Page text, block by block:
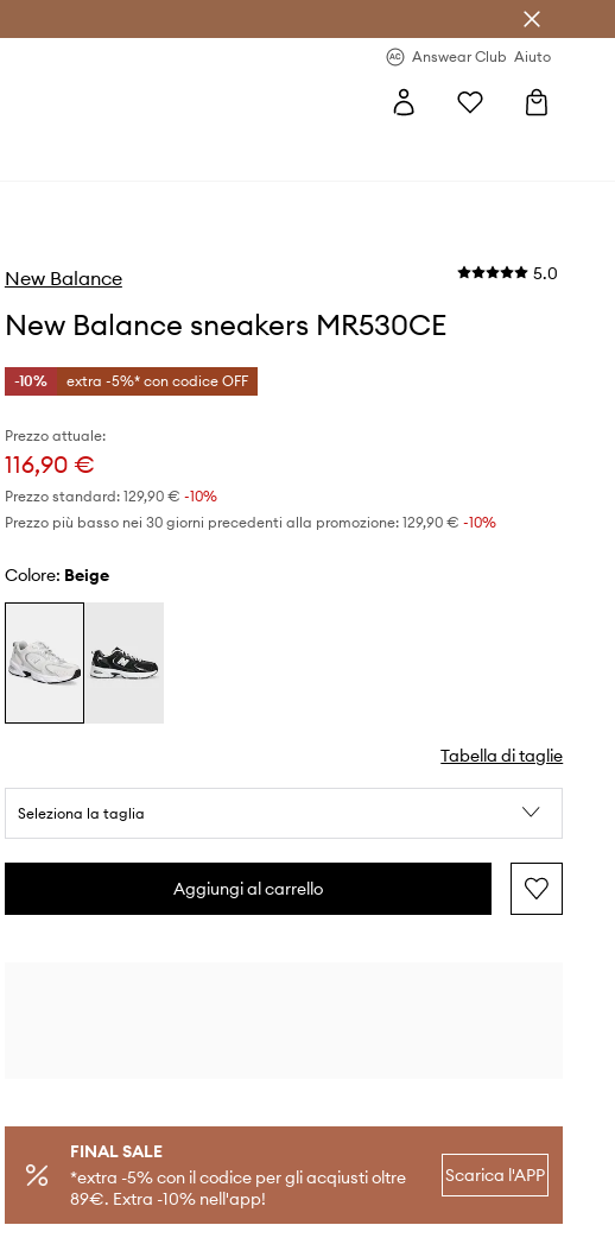
Answear Club Aiuto
New Balance 5.0
New Balance sneakers MR530CE
-10% extra -5%* con codice OFF
Prezzo attuale:
116,90 €
Prezzo standard: 129,90 € -10%
Prezzo più basso nei 30 giorni precedenti alla promozione: 129,90 € -10%
Colore: beige
Tabella di taglie
Seleziona la taglia
Aggiungi al carrello
FINAL SALE
*extra -5% con il codice per gli acqiusti oltre
89€. Extra -10% nell'app!
Scarica l'APP